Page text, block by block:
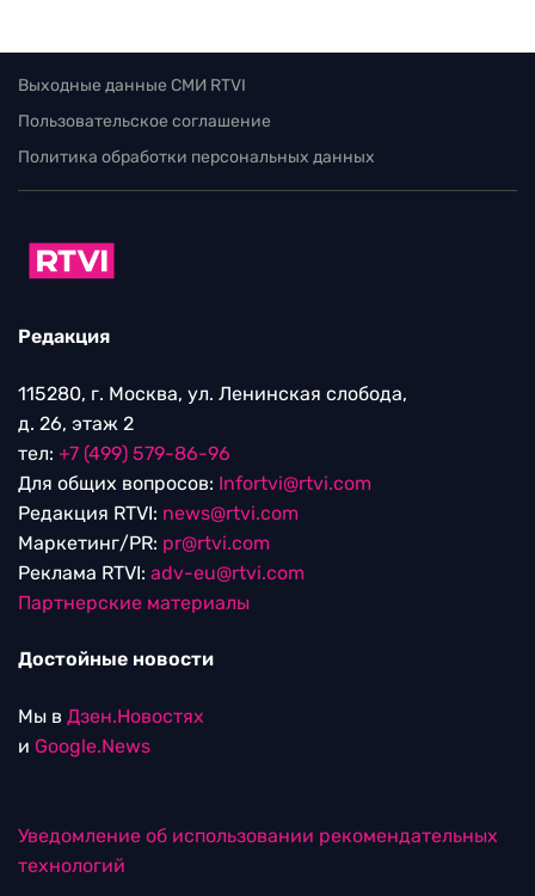
Выходные данные СМИ RTVI
Пользовательское соглашение
Политика обработки персональных данных
Редакция
115280, г. Москва, ул. Ленинская слобода,
д. 26, этаж 2
тел: +7 (499) 579-86-96
Для общих вопросов: Infortvi@rtvi.com
Редакция RTVI: news@rtvi.com
Маркетинг/PR: pr@rtvi.com
Реклама RTVI: adv-eu@rtvi.com
Партнерские материалы
Достойные новости
Мы в Дзен.Новостях
и Google.News
Уведомление об использовании рекомендательных
технологий